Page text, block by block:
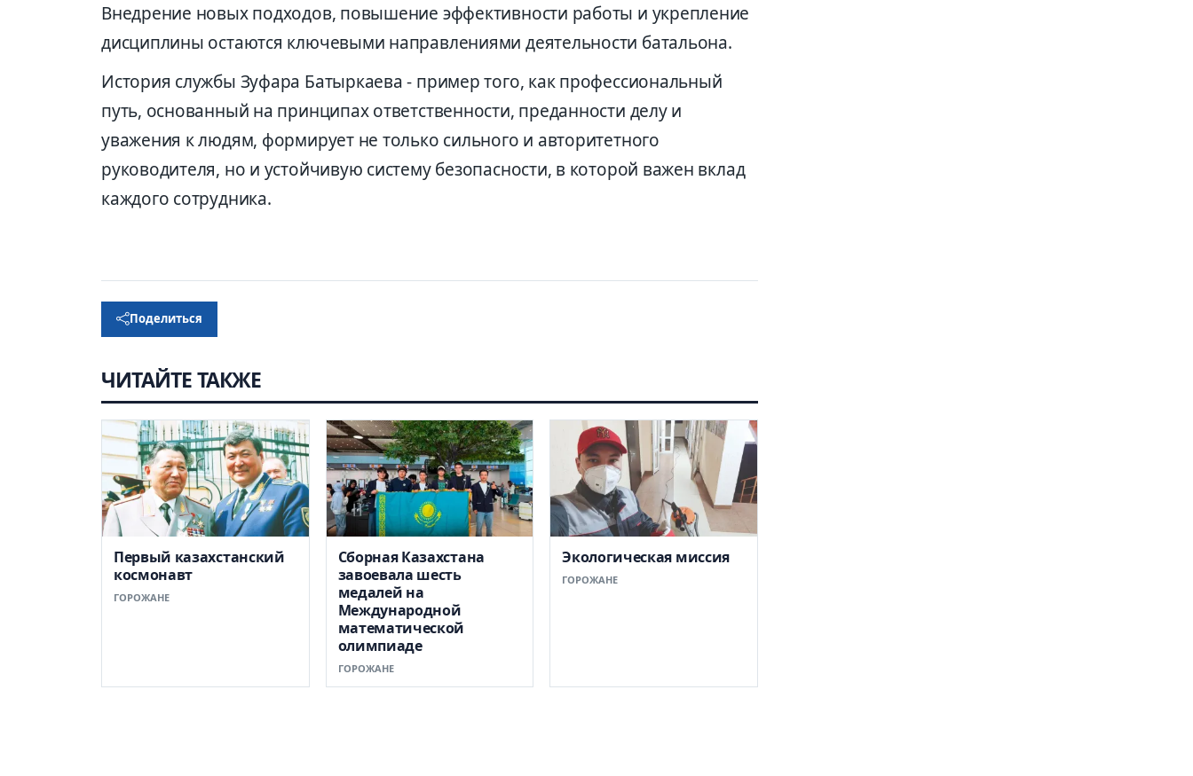
Внедрение новых подходов, повышение эффективности работы и укрепление
дисциплины остаются ключевыми направлениями деятельности батальона.
История службы Зуфара Батыркаева - пример того, как профессиональный
путь, основанный на принципах ответственности, преданности делу и
уважения к людям, формирует не только сильного и авторитетного
руководителя, но и устойчивую систему безопасности, в которой важен вклад
каждого сотрудника.
Поделиться
ЧИТАЙТЕ ТАКЖЕ
Первый казахстанский
космонавт
ГОРОЖАНЕ
Сборная Казахстана
завоевала шесть
медалей на
Международной
математической
олимпиаде
ГОРОЖАНЕ
Экологическая миссия
ГОРОЖАНЕ